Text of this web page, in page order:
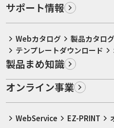
サポート情報
Webカタログ 製品カタロ
テンプレートダウンロード
製品まめ知識
オンライン事業
WebService EZ-PRINT